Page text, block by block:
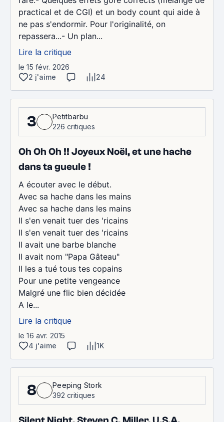
practical et de CGI) et un body count qui aide à
ne pas s'endormir. Pour l'originalité, on
repassera...- Un plan...
Lire la critique
le 15 févr. 2026
2 j'aime
24
3
Petitbarbu
226 critiques
Oh Oh Oh !! Joyeux Noël, et une hache
dans ta gueule !
A écouter avec le début.
Avec sa hache dans les mains
Avec sa hache dans les mains
Il s'en venait tuer des 'ricains
Il s'en venait tuer des 'ricains
Il avait une barbe blanche
Il avait nom "Papa Gâteau"
Il les a tué tous tes copains
Pour une petite vengeance
Malgré une flic bien décidée
A le...
Lire la critique
le 16 avr. 2015
4 j'aime
1K
8
Peeping Stork
392 critiques